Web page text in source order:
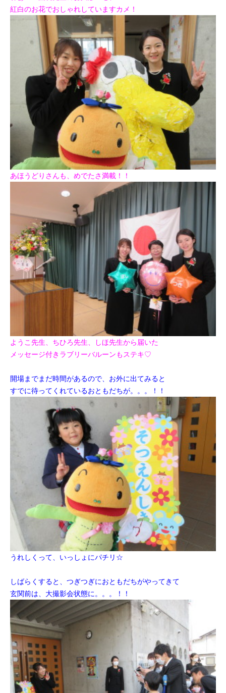
紅白のお花でおしゃれしていますカメ！
あほうどりさんも、めでたさ満載！！
ようこ先生、ちひろ先生、しほ先生から届いた
メッセージ付きラブリーバルーンもステキ♡
開場までまだ時間があるので、お外に出てみると
すでに待ってくれているおともだちが。。。！！
うれしくって、いっしょにパチリ☆
しばらくすると、つぎつぎにおともだちがやってきて
玄関前は、大撮影会状態に。。。！！